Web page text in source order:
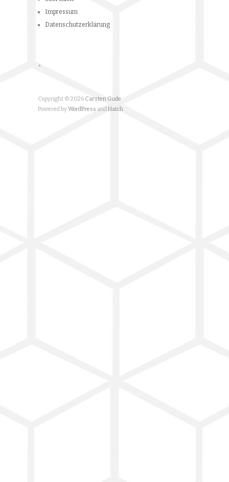
Impressum
Datenschutzerklärung
*
Copyright © 2026 Carsten Gude
Powered byWordPress andHatch